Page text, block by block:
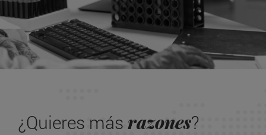
¿Quieres más razones?